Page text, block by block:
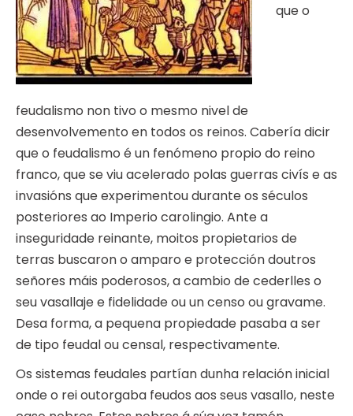
que o
feudalismo non tivo o mesmo nivel de
desenvolvemento en todos os reinos. Cabería dicir
que o feudalismo é un fenómeno propio do reino
franco, que se viu acelerado polas guerras civís e as
invasións que experimentou durante os séculos
posteriores ao Imperio carolingio. Ante a
inseguridade reinante, moitos propietarios de
terras buscaron o amparo e protección doutros
señores máis poderosos, a cambio de cederlles o
seu vasallaje e fidelidade ou un censo ou gravame.
Desa forma, a pequena propiedade pasaba a ser
de tipo feudal ou censal, respectivamente.
Os sistemas feudales partían dunha relación inicial
onde o rei outorgaba feudos aos seus vasallo, neste